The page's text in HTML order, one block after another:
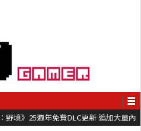
野境》25週年免費DLC更新 追加大量內
扣